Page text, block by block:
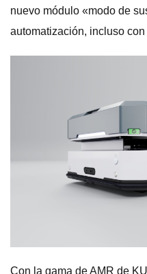
nuevo módulo «modo de
automatización, incluso
Con la gama de AMR de